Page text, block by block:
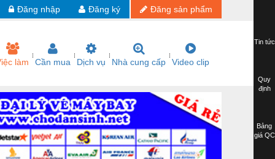
Đăng sản phẩm
Đăng ký
Đăng nhập
làm Cần mua Dịch vụ Nhà cung cấp Video clip
Tin tức
Quy
định
Bảng
giá QC